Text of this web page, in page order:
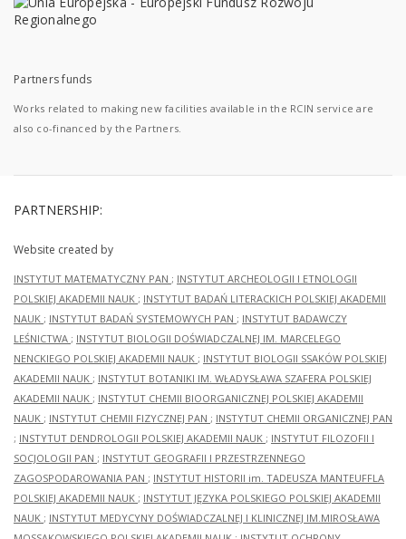
Partners funds
Works related to making new facilities available in the RCIN service are
also co-financed by the Partners.
PARTNERSHIP:
Website created by
INSTYTUT MATEMATYCZNY PAN ; INSTYTUT ARCHEOLOGII I ETNOLOGII
POLSKIEJ AKADEMII NAUK ; INSTYTUT BADAŃ LITERACKICH POLSKIEJ AKADEMII
NAUK ; INSTYTUT BADAŃ SYSTEMOWYCH PAN ; INSTYTUT BADAWCZY
LEŚNICTWA ; INSTYTUT BIOLOGII DOŚWIADCZALNEJ IM. MARCELEGO
NENCKIEGO POLSKIEJ AKADEMII NAUK ; INSTYTUT BIOLOGII SSAKÓW POLSKIEJ
AKADEMII NAUK ; INSTYTUT BOTANIKI IM. WŁADYSŁAWA SZAFERA POLSKIEJ
AKADEMII NAUK ; INSTYTUT CHEMII BIOORGANICZNEJ POLSKIEJ AKADEMII
NAUK ; INSTYTUT CHEMII FIZYCZNEJ PAN ; INSTYTUT CHEMII ORGANICZNEJ PAN
; INSTYTUT DENDROLOGII POLSKIEJ AKADEMII NAUK ; INSTYTUT FILOZOFII I
SOCJOLOGII PAN ; INSTYTUT GEOGRAFII I PRZESTRZENNEGO
ZAGOSPODAROWANIA PAN ; INSTYTUT HISTORII im. TADEUSZA MANTEUFFLA
POLSKIEJ AKADEMII NAUK ; INSTYTUT JĘZYKA POLSKIEGO POLSKIEJ AKADEMII
NAUK ; INSTYTUT MEDYCYNY DOŚWIADCZALNEJ I KLINICZNEJ IM.MIROSŁAWA